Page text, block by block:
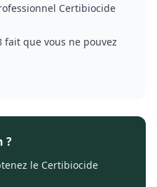
Certibiocide
fait que vous ne pouvez
?
le Certibiocide